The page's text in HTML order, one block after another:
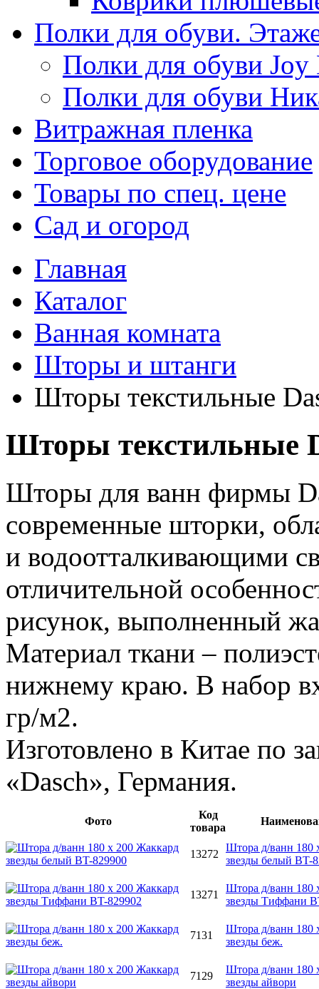
Полки для обуви.
Полки для обуви Joy
Полки для обуви
Витражная пленка
Торговое оборудование
Товары по спец. цене
Сад и огород
Главная
Каталог
Ванная комната
Шторы и штанги
Шторы текстильные
Шторы текстильные
Шторы для ванн фирмы
современные шторки,
и водоотталкивающими
отличительной
рисунок, выполненный
Материал ткани –
нижнему краю. В набор
гр/м2.
Изготовлено в Китае по
«Dasch», Германия.
Фото
Код
товара
13272
Штора д/ванн 180
звезды белый BT-
13271
Штора д/ванн 180
звезды Тиффани
7131
Штора д/ванн 180
звезды беж.
7129
Штора д/ванн 180
звезды айвори